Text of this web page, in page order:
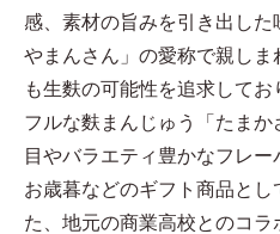
感、素材の旨みを引き出し
やまんさん」の愛称で親し
も生麩の可能性を追求して
フルな麩まんじゅう「たま
目やバラエティ豊かなフレ
お歳暮などのギフト商品と
た、地元の商業高校とのコ